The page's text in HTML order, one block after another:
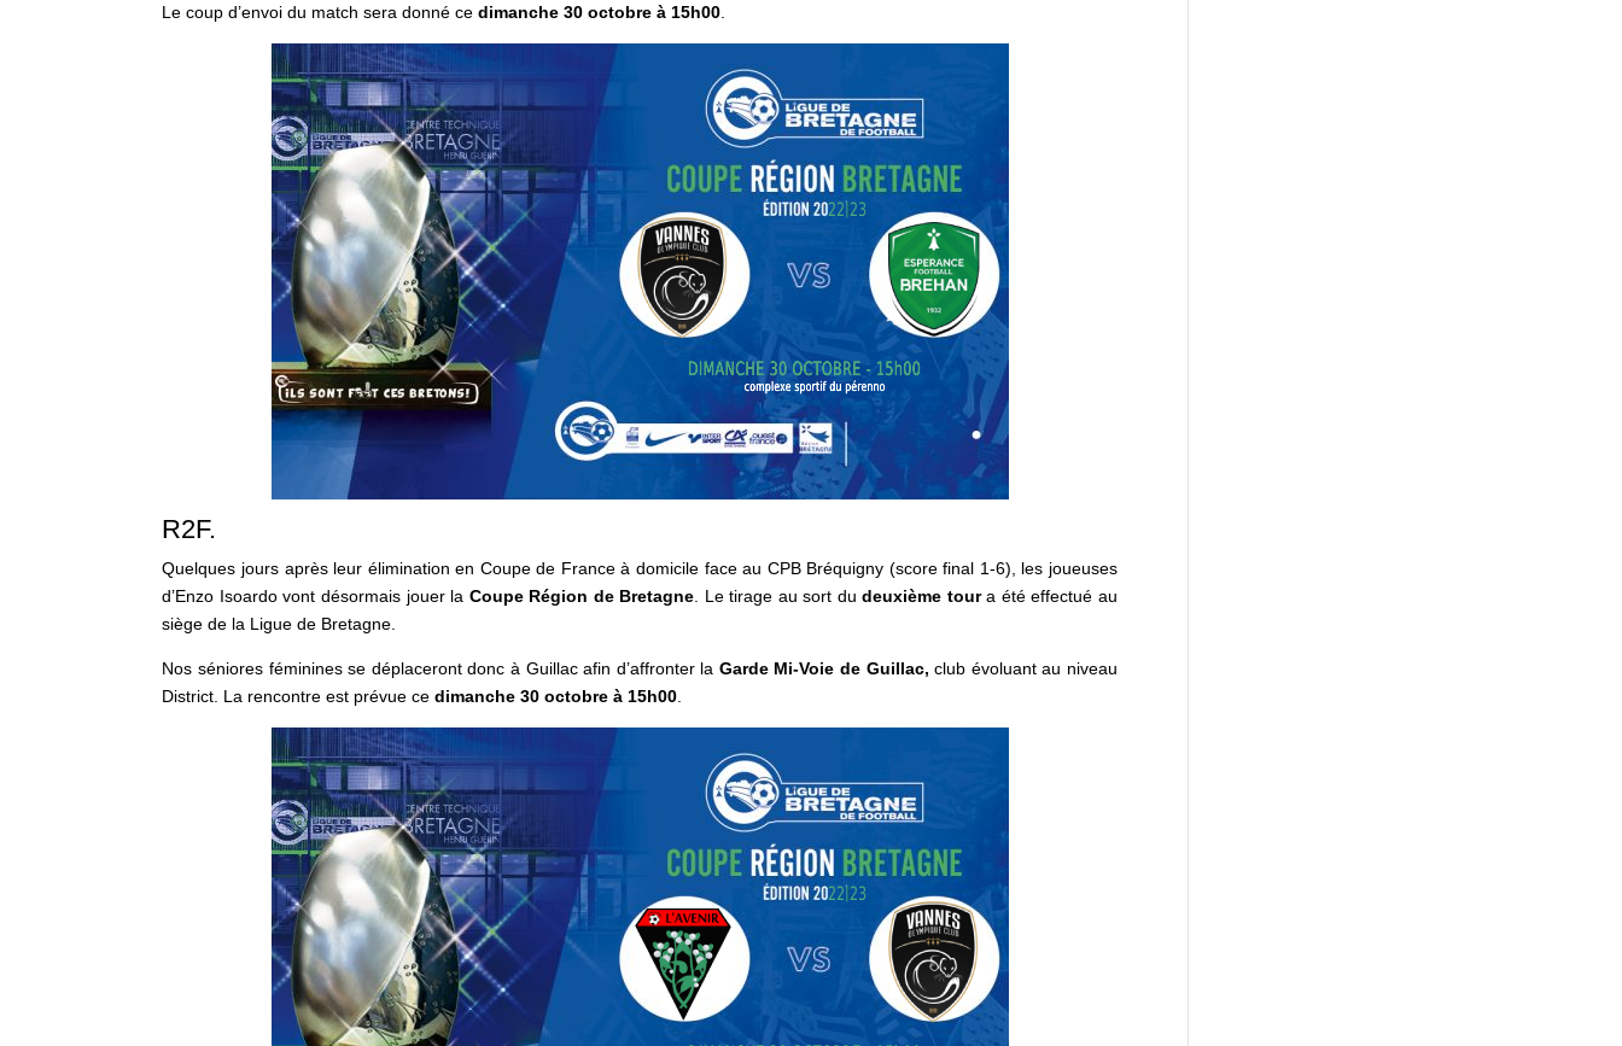
Le coup d’envoi du match sera donné ce dimanche 30 octobre à 15h00
R2F.
Quelques jours après leur élimination en Coupe de France à domicile face au CPB Bréquigny (score final 1-6), les joueuses
d’Enzo Isoardo vont désormais jouer la Coupe Région de Bretagne . Le tirage au sort du deuxième toura été effectué au
siège de la Ligue de Bretagne.
Nos séniores féminines se déplaceront donc à Guillac afin d’affronter la Garde Mi-Voie de Guillac,club évoluant au niveau
District. La rencontre est prévue cedimanche 30 octobre à 15h00